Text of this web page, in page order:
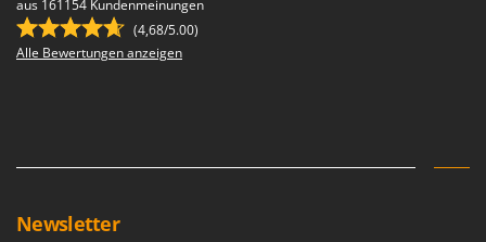
aus 161154 Kundenmeinungen
(4,68/5.00)
Alle Bewertungen anzeigen
Newsletter